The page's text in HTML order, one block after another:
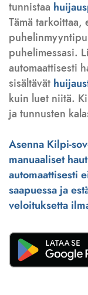
tunnistaa
Tämä tarkoittaa,
puhelimessasi.
automaattisesti
sisältävät
kuin luet niitä.
ja tunnusten
Asenna Kilpi-
manuaaliset
automaattisesti
saapuessa ja
veloituksetta